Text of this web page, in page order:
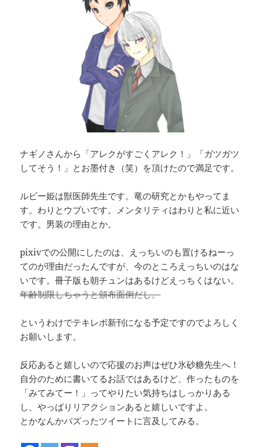
ナギノさんから「アレクがすごくアレク！」「ガツガツ
してそう！」とお墨付き（笑）を頂けたので満足です。
ルビー姫は獣医師先生です。竜の研究とかもやってま
す。わりとウブいです。メンタリティはわりと私に近い
です。男装の理由とか。
pixivでの公開にしたのは、えっちいのも置けるねーっ
てのが理由だったんですが、今のところえっちいのはな
いです。冊子版も朝チュンはあるけどえっちくはない。
年齢制限しちゃうと頒布面倒だし。
というわけでテキレボ新刊になる予定ですのでよろしく
お願いします。
反応あると嬉しいので応援のお声はぜひ氷砂糖先生へ！
自分のために書いてるお話ではあるけど、作ったものを
「みてみてー！」ってやりたい気持ちはしっかりある
し、やっぱりリアクションあると嬉しいですよ。
とかなんかバズったツイートに言及してみる。